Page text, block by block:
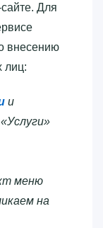
Для
внесению
лиц:
и
меню
на